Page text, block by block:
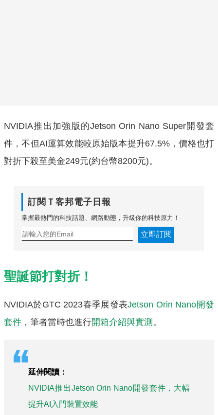
NVIDIA推出加強版的Jetson Orin Nano Super開發套
件，不但AI運算效能較原始版本提升67.5%，價格也打
對折下殺至美金249元(約台幣8200元)。
訂閱Ｔ客邦電子日報
掌握最熱門的科技話題、網路動態，升級你的科技原力！
立即訂閱
聖誕節打對折！
NVIDIA於GTC 2023春季展發表Jetson Orin Nano開發
套件 ，筆者當時也進行開箱介紹與實測 。
延伸閱讀：
NVIDIA推出Jetson Orin Nano開發套件，大幅
提升AI入門裝置效能